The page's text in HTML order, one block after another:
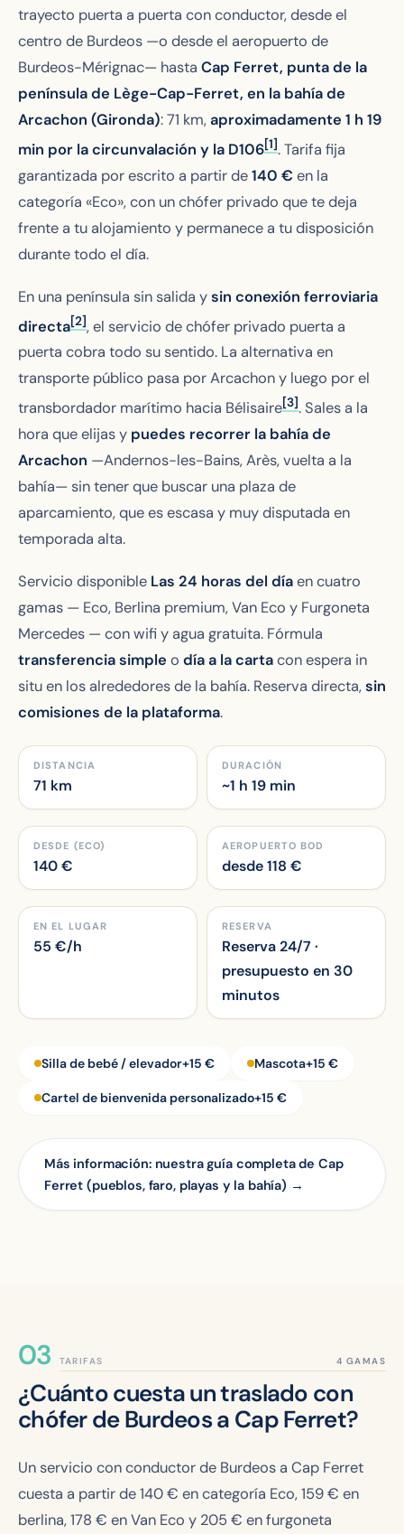
trayecto puerta a puerta con conductor, desde el
centro de Burdeos —o desde el aeropuerto de
Burdeos-Mérignac— hasta Cap Ferret, punta de la
península de Lège-Cap-Ferret, en la bahía de
Arcachon (Gironda): 71 km,aproximadamente 1 h 19
min por la circunvalación y la D106[1]. Tarifa fija
garantizada por escrito a partir de140 € en la
categoría «Eco», con un chófer privado que te deja
frente a tu alojamiento y permanece a tu disposición
durante todo el día.
En una península sin salida ysin conexión ferroviaria
directa[2], el servicio de chófer privado puerta a
puerta cobra todo su sentido. La alternativa en
transporte público pasa por Arcachon y luego por el
transbordador marítimo hacia Bélisaire[3]. Sales a la
hora que elijas y puedes recorrer la bahía de
Arcachon —Andernos-les-Bains, Arès, vuelta a la
bahía— sin tener que buscar una plaza de
aparcamiento, que es escasa y muy disputada en
temporada alta.
Servicio disponible Las 24 horas del díaen cuatro
gamas — Eco, Berlina premium, Van Eco y Furgoneta
Mercedes — con wifi y agua gratuita. Fórmula
transferencia simple o día a la cartacon espera in
situ en los alrededores de la bahía. Reserva directa,sin
comisiones de la plataforma.
DISTANCIA
71 km
DURACIÓN
~1 h 19 min
DESDE (ECO)
140€
AEROPUERTO BOD
desde118 €
EN EL LUGAR
55 €/h
RESERVA
Reserva 24/7 ·
presupuesto en 30
minutos
Silla de bebé / elevador+15 € Mascota+15 €
Cartel de bienvenida personalizado+15 €
Más información: nuestra guía completa de Cap
Ferret (pueblos, faro, playas y la bahía) →
TARIFAS
¿Cuánto cuesta un traslado con
chófer de Burdeos a Cap Ferret?
Un servicio con conductor de Burdeos a Cap Ferret
cuesta a partir de140€ en categoría Eco,159€ en
berlina,178 € en Van Eco y 205 € en furgoneta